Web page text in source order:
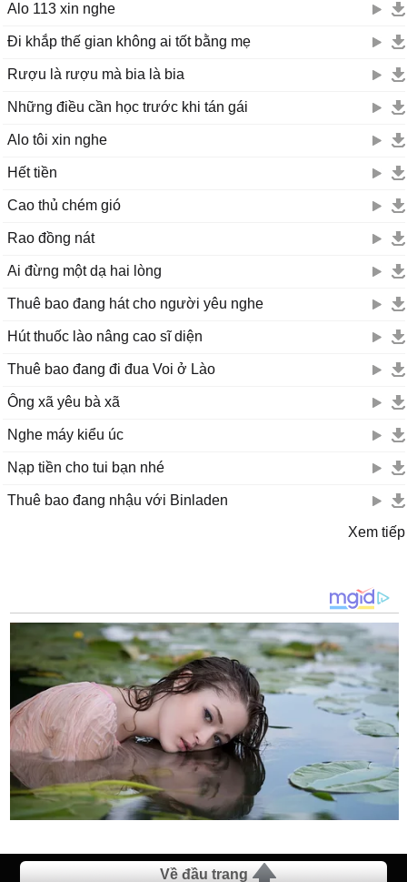
Alo 113 xin nghe
Đi khắp thế gian không ai tốt bằng mẹ
Rượu là rượu mà bia là bia
Những điều cần học trước khi tán gái
Alo tôi xin nghe
Hết tiền
Cao thủ chém gió
Rao đồng nát
Ai đừng một dạ hai lòng
Thuê bao đang hát cho người yêu nghe
Hút thuốc lào nâng cao sĩ diện
Thuê bao đang đi đua Voi ở Lào
Ông xã yêu bà xã
Nghe máy kiểu úc
Nạp tiền cho tui bạn nhé
Thuê bao đang nhậu với Binladen
Xem tiếp
Về đầu trang